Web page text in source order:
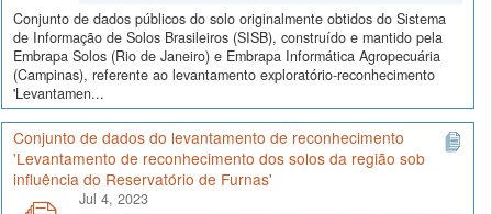
Conjunto de dados públicos do solo originalmente obtidos do Sistema
de Informação de Solos Brasileiros (SISB), construído e mantido pela
Embrapa Solos (Rio de Janeiro) e Embrapa Informática Agropecuária
(Campinas), referente ao levantamento exploratório-reconhecimento
'Levantamen...
Conjunto de dados do levantamento de reconhecimento
'Levantamento de reconhecimento dos solos da região sob
influência do Reservatório de Furnas'
Jul 4, 2023